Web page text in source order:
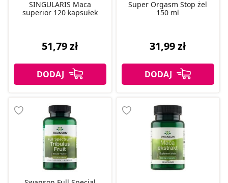
SINGULARIS Maca
superior 120 kapsułek
51,79 zł
Super Orgasm Stop żel
150 ml
31,99 zł